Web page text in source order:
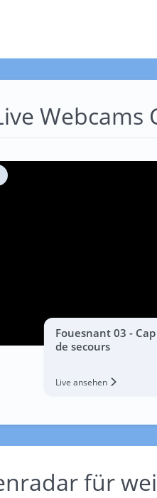
Webcams
Fouesnant 03 -
de secours
Live ansehen
für